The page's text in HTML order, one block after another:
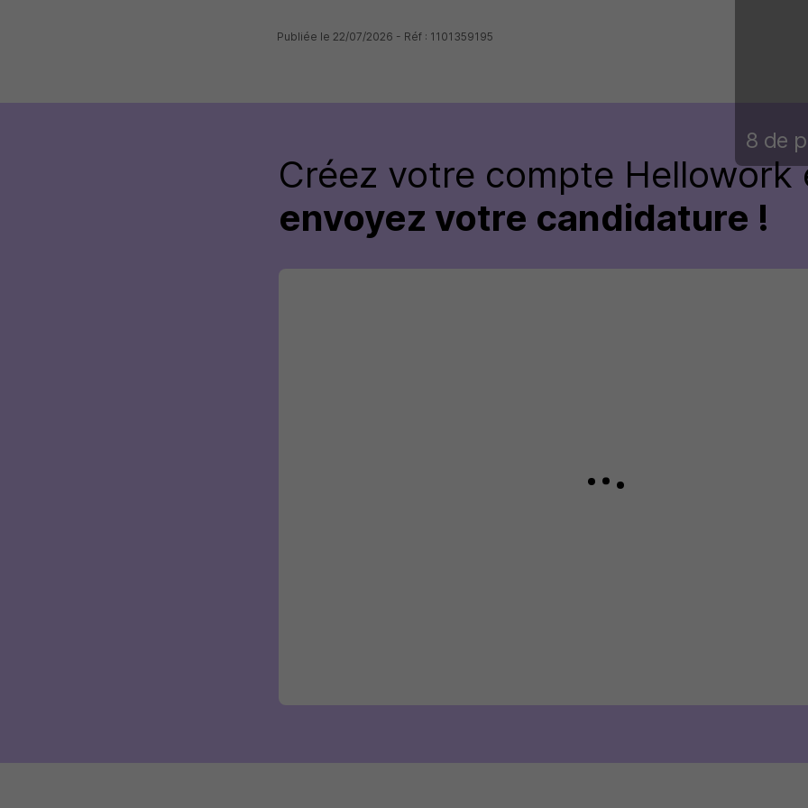
8 de
Publiée le 22/07/2026 - Réf : 1101359195
Créez votre compte Hellowork
envoyez votre candidature !